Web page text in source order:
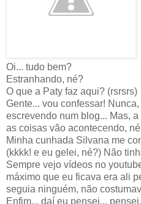
Oi... tudo bem?
Estranhando, né?
O que a Paty faz aqui? (rsrsrs)
Gente... vou confessar!
escrevendo num blog... Mas,
as coisas vão acontecendo,
Minha cunhada Silvana me
(kkkk! e eu gelei, né?) Não
Sempre vejo vídeos no
máximo que eu ficava era ali
seguia ninguém, não
Enfim... daí eu pensei...